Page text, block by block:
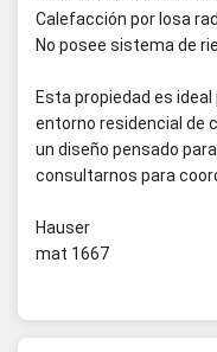
Calefacción por losa
No posee sistema de
Esta propiedad es
entorno residencial de
un diseño pensado
consultarnos para
Hauser
mat 1667